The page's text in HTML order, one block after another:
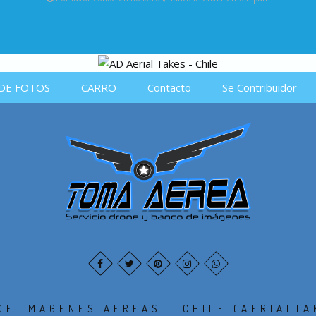
FOTOS CARRO Contacto Se Contribuidor
IMAGENES AEREAS - CHILE